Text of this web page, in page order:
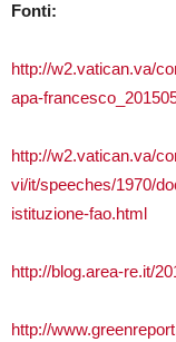
Fonti:
http://w2.vatican.va/
apa-
http://w2.vatican.va/
vi/it/speeches/1970/
istituzione-fao.html
http://blog.area-re.it/
http://